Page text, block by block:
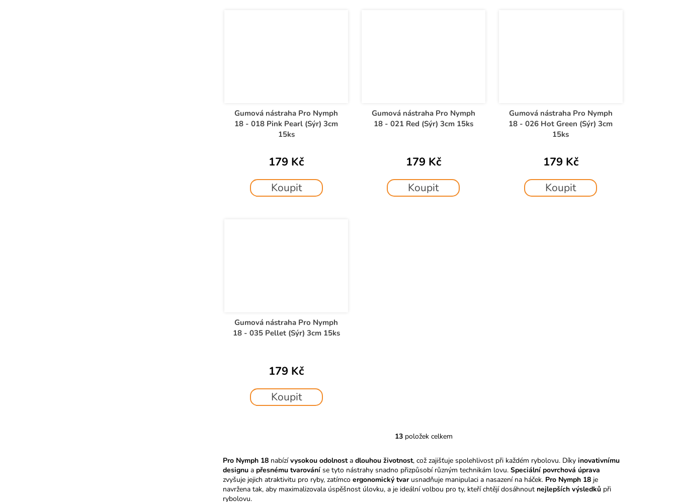
Gumová nástraha Pro Nymph
18 - 018 Pink Pearl (Sýr) 3cm
15ks
179 Kč
Koupit
Gumová nástraha Pro Nymph
18 - 021 Red (Sýr) 3cm 15ks
179 Kč
Koupit
Gumová nástraha Pro Nymph
18 - 026 Hot Green (Sýr) 3cm
15ks
179 Kč
Koupit
Gumová nástraha Pro Nymph
18 - 035 Pellet (Sýr) 3cm 15ks
179 Kč
Koupit
O
l
á
d
13položek celkem
Pro Nymph 18 nabízívysokou odolnosta dlouhou životnost, což zajišťuje spolehlivost při každém rybolovu. Díky inovativnímu
designu a přesnému tvarování se tyto nástrahy snadno přizpůsobí různým technikám lovu. Speciální povrchová úprava
zvyšuje jejich atraktivitu pro ryby, zatímco ergonomický tvarusnadňuje manipulaci a nasazení na háček. Pro Nymph 18 je
navržena tak, aby maximalizovala úspěšnost úlovku, a je ideální volbou pro ty, kteří chtějí dosáhnout nejlepších výsledků při
rybolovu.